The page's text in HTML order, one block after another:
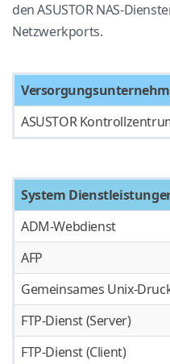
den ASUSTOR NAS-
Netzwerkports.
ASUSTOR
System
ADM-Webdienst
AFP
Gemeinsames Unix-
FTP-Dienst (Server)
FTP-Dienst (Client)